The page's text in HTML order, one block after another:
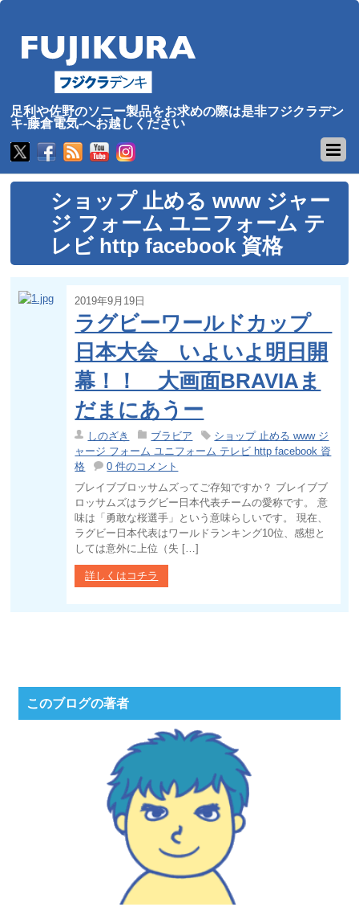
足利や佐野のソニー製品をお求めの際は是非フジクラデン
キ-藤倉電気-へお越しください
ショップ 止める www ジャー
ジ フォーム ユニフォーム テ
レビ http facebook 資格
2019年9月19日
ラグビーワールドカップ
日本大会 いよいよ明日開
幕！！ 大画面BRAVIAま
だまにあうー
しのざき ブラビア
ショップ 止める www ジ
ャージ フォーム ユニフォーム テレビ http facebook 資
格
0 件のコメント
ブレイブブロッサムズってご存知ですか？ ブレイブブ
ロッサムズはラグビー日本代表チームの愛称です。 意
味は「勇敢な桜選手」という意味らしいです。 現在、
ラグビー日本代表はワールドランキング10位、感想と
しては意外に上位（失 […]
詳しくはコチラ
このブログの著者